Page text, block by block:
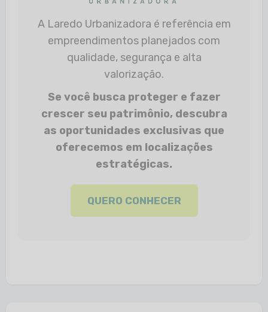
A Laredo Urbanizadora é referência em
empreendimentos planejados com
qualidade, segurança e alta
valorização.
Se você busca proteger e fazer
crescer seu patrimônio, descubra
as oportunidades exclusivas que
oferecemos em localizações
estratégicas.
QUERO CONHECER